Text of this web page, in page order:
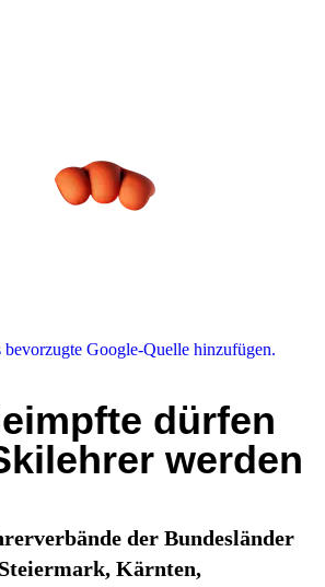
Google-Quelle hinzufügen.
dürfen
werden
der Bundesländer
Kärnten,